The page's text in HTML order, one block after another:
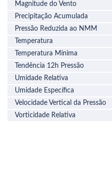
Magnitude do Vento
Precipitação Acumulada
Pressão Reduzida ao NMM
Temperatura
Temperatura Mínima
Tendência 12h Pressão
Umidade Relativa
Umidade Específica
Velocidade Vertical da Pressão
Vorticidade Relativa